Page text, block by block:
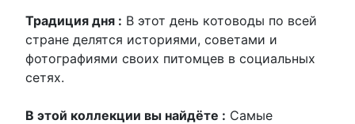
Традиция дня : В этот день котоводы по всей
стране делятся историями, советами и
фотографиями своих питомцев в социальных
сетях.
В этой коллекции вы найдёте : Самые